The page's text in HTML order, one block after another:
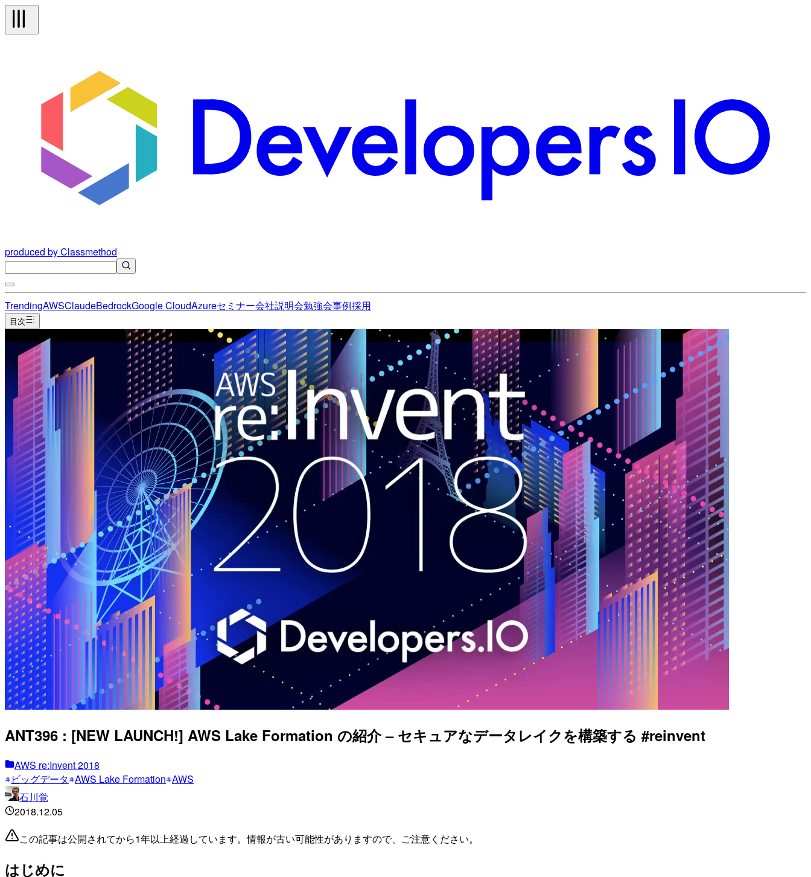
produced by Classmethod
TrendingAWSClaudeBedrockGoogle CloudAzureセミナー会社説明会勉強会事例採用
目次
ANT396 : [NEW LAUNCH!] AWS Lake Formation の紹介 – セキュアなデータレイクを構築する #reinvent
AWS re:Invent 2018
ビッグデータ AWS Lake Formation AWS
石川覚
2018.12.05
この記事は公開されてから1年以上経過しています。情報が古い可能性がありますので、ご注意ください。
はじめに